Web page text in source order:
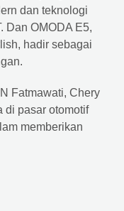
dan teknologi
Dan OMODA E5,
hadir sebagai
Fatmawati, Chery
di pasar otomotif
memberikan